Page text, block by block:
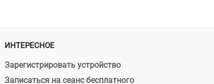
ИНТЕРЕСНОЕ
Зарегистрировать устройство
Записаться на сеанс бесплатного